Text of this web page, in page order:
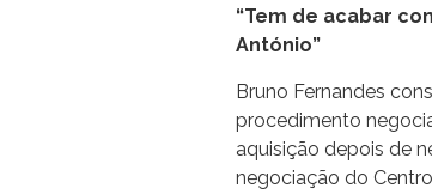
“Tem de acabar
António”
Bruno Fernandes
procedimento
aquisição depois de
negociação do